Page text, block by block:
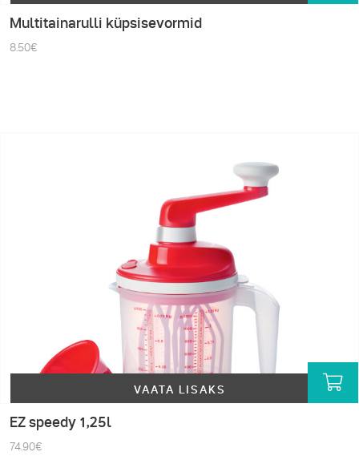
Multitainarulli küpsisevormid
8.50€
VAATA LISAKS
EZ speedy 1,25l
74.90€